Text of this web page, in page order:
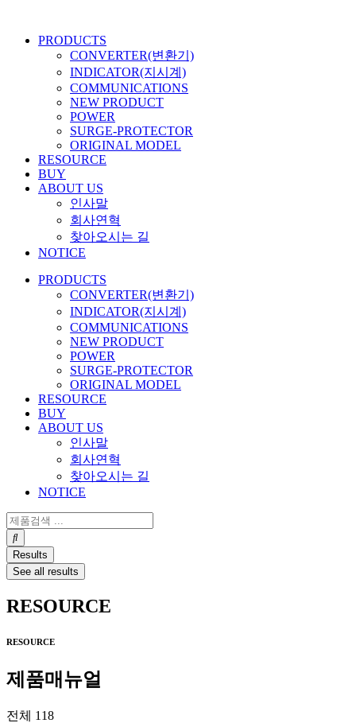
PRODUCTS
CONVERTER(변환기)
INDICATOR(지시계)
COMMUNICATIONS
NEW PRODUCT
POWER
SURGE-PROTECTOR
ORIGINAL MODEL
RESOURCE
BUY
ABOUT US
인사말
회사연혁
찾아오시는 길
NOTICE
PRODUCTS
CONVERTER(변환기)
INDICATOR(지시계)
COMMUNICATIONS
NEW PRODUCT
POWER
SURGE-PROTECTOR
ORIGINAL MODEL
RESOURCE
BUY
ABOUT US
인사말
회사연혁
찾아오시는 길
NOTICE
Search
...
Results
See all results
RESOURCE
RESOURCE
제품매뉴얼
전체 118